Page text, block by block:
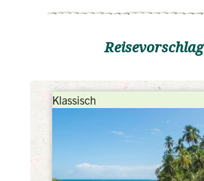
Reisevorschlag
Klassisch